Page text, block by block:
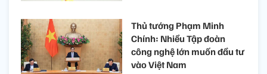
Thủ tướng Phạm Minh
Chính: Nhiều Tập đoàn
công nghệ lớn muốn đầu tư
vào Việt Nam